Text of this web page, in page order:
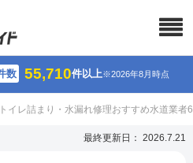
数 55,710件以上※2026年8月時点
トイレ詰まり・水漏れ修理おすすめ水道業
最終更新日： 2026.7.21